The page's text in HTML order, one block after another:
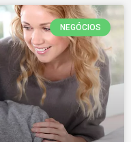
NEGÓCIOS